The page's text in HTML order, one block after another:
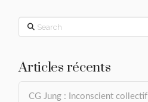
Search
Articles récents
CG Jung : Inconscient collectif